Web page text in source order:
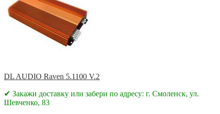
DL AUDIO Raven 5.1100 V.2
✔ Закажи доставку или забери по адресу: г. Смоленск, ул.
Шевченко, 83